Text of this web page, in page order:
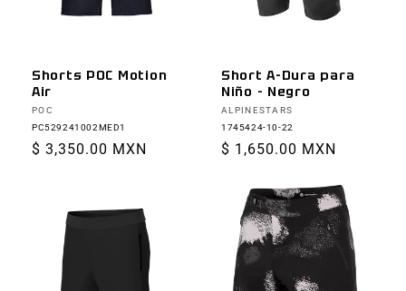
Shorts POC Motion
Air
Proveedor:
POC
PC529241002MED1
Precio
$ 3,350.00 MXN
Short A-Dura para
Niño - Negro
Proveedor:
ALPINESTARS
1745424-10-22
Precio
$ 1,650.00 MXN